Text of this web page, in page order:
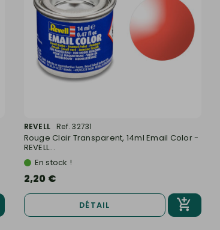
REVELL Ref. 32731
Rouge Clair Transparent, 14ml Email Color -
REVELL...
En stock !
2,20 €
DÉTAIL